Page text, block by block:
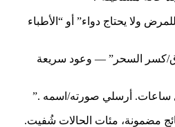
ولا يحتاج دواء” أو “الأطباء
كسر السحر” — وعود سريعة
ساعات. أرسلي صورته/اسمه .”
مضمونة، مئات الحالات شُفيت.